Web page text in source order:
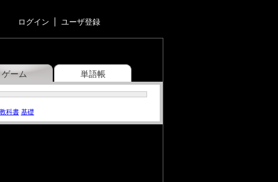
ログイン ユーザ登録
ゲーム 単語帳
教科書 基礎